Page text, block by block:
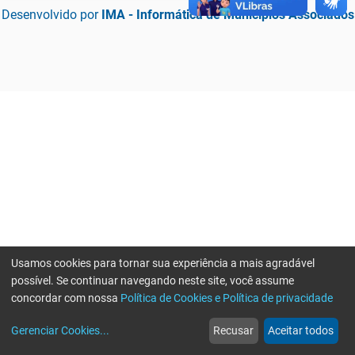
Desenvolvido por IMA - Informática de Municípios Associados
web
Notícias
more_horiz
Mais
Usamos cookies para tornar sua experiência a mais agradável
possível. Se continuar navegando neste site, você assume
concordar com nossa Política de Cookies e Política de privacidade
Gerenciar Cookies... Recusar Aceitar todos
Erro ao enviar informações, por favor tente novamente